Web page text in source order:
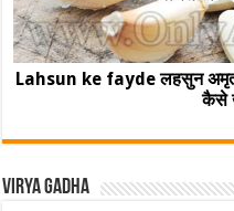
Lahsun ke fayde लहसुन अमृत
कैसे
Virya Gadha